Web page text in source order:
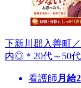
下新川郡入善町
内◎＊20代～50
看護師 月給